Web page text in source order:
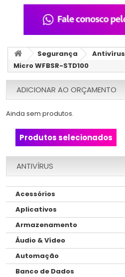
Segurança Antivírus
Micro WFBSR-STD100
ADICIONAR AO ORÇAMENTO
Ainda sem produtos.
Produtos selecionados
ANTIVÍRUS
Acessórios
Aplicativos
Armazenamento
Áudio & Vídeo
Automação
Banco de Dados